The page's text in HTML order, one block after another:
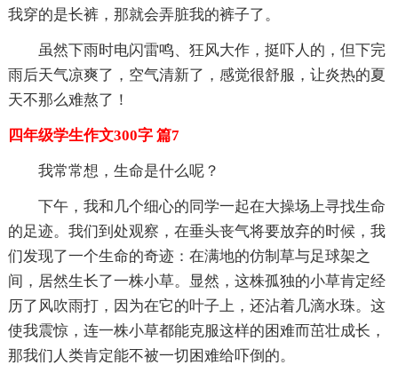
我穿的是长裤，那就会弄脏我的裤子了。
虽然下雨时电闪雷鸣、狂风大作，挺吓人的，但下完
雨后天气凉爽了，空气清新了，感觉很舒服，让炎热的夏
天不那么难熬了！
四年级学生作文300字 篇7
我常常想，生命是什么呢？
下午，我和几个细心的同学一起在大操场上寻找生命
的足迹。我们到处观察，在垂头丧气将要放弃的时候，我
们发现了一个生命的奇迹：在满地的仿制草与足球架之
间，居然生长了一株小草。显然，这株孤独的小草肯定经
历了风吹雨打，因为在它的叶子上，还沾着几滴水珠。这
使我震惊，连一株小草都能克服这样的困难而茁壮成长，
那我们人类肯定能不被一切困难给吓倒的。